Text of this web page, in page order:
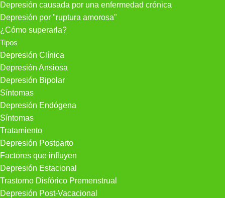
Depresión causada por una enfermedad crónica
Depresión por "ruptura amorosa"
¿Cómo superarla?
Tipos
Depresión Clínica
Depresión Ansiosa
Depresión Bipolar
Síntomas
Depresión Endógena
Síntomas
Tratamiento
Depresión Postparto
Factores que influyen
Depresión Estacional
Trastorno Disfórico Premenstrual
Depresión Post-Vacacional